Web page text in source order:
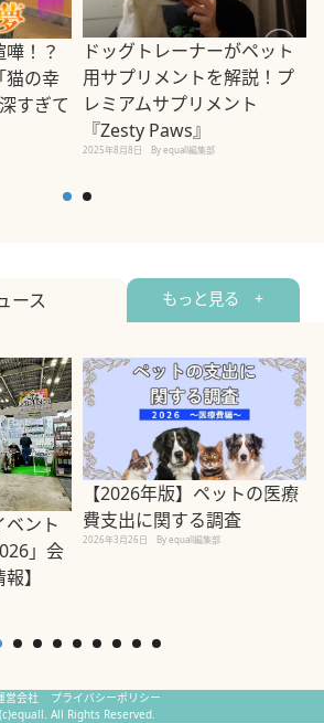
！？
猫の幸
すぎて
ドッグトレーナーがペット
用サプリメントを解説！プ
レミアムサプリメント
『Zesty Paws』
2025年8月8日 By equall編集部
ース もっと見る +
ベント
」会
】
【2026年版】ペットの医療
費支出に関する調査
2026年3月26日 By equall編集部
営会社
プライバシーポリシー
(c)equall. All Rights Reserved.